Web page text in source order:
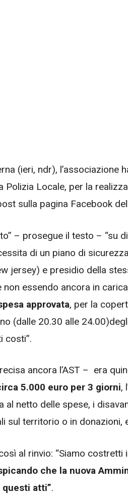
(ieri, ndr),
Polizia Locale, per la
sulla pagina Facebook
– prosegue il testo – “su
di un piano di
jersey) e presidio della
non essendo ancora in
approvata, per la
(dalle 20.30 alle
costi”.
ancora l’AST – era
5.000 euro per 3 giorni,
al netto delle spese, i
sul territorio o in donazioni,
al rinvio: “Siamo
che la nuova
atti”.